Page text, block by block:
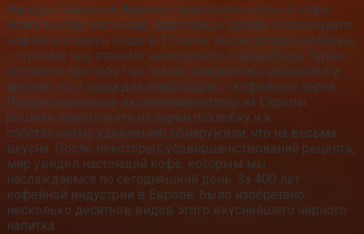
Народы Северной Африки смаковали вкусный кофе
почти тысячу лет назад. Европейцы узнали о потенциале
кофейных зерен лишь в 17 веке, после успешной битвы
с турками под стенами венгерского города Буда. Турки
оставили при побег не только множество ценностей и
оружия, но и корм для верблюдов – кофейные зерна.
Предприимчивые экспериментаторы из Европы
решили приготовить из зерен похлебку и к
собственному удивлению обнаружили, что на весьма
вкусна. После некоторых усовершенствований рецепта,
мир увидел настоящий кофе, которым мы
наслаждаемся по сегодняшний день. За 400 лет
кофейной индустрии в Европе, было изобретено
несколько десятков видов этого вкуснейшего черного
напитка.